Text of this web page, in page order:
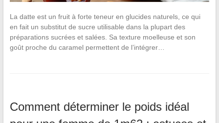
La datte est un fruit à forte teneur en glucides naturels, ce qui
en fait un substitut de sucre utilisable dans la plupart des
préparations sucrées et salées. Sa texture moelleuse et son
goût proche du caramel permettent de l’intégrer…
Comment déterminer le poids idéal